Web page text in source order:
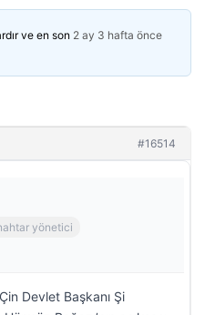
ve en son 2 ay 3 hafta önce
#16514
yönetici
Devlet Başkanı Şi